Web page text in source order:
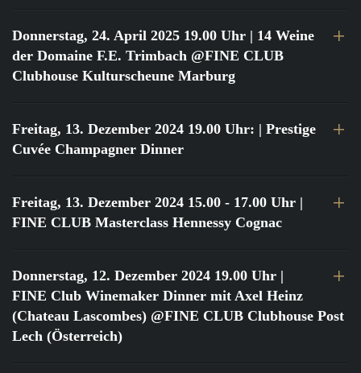
Donnerstag, 24. April 2025 19.00 Uhr | 14 Weine
der Domaine F.E. Trimbach @FINE CLUB
Clubhouse Kulturscheune Marburg
Freitag, 13. Dezember 2024 19.00 Uhr: | Prestige
Cuvée Champagner Dinner
Freitag, 13. Dezember 2024 15.00 - 17.00 Uhr |
FINE CLUB Masterclass Hennessy Cognac
Donnerstag, 12. Dezember 2024 19.00 Uhr |
FINE Club Winemaker Dinner mit Axel Heinz
(Chateau Lascombes) @FINE CLUB Clubhouse Post
Lech (Österreich)